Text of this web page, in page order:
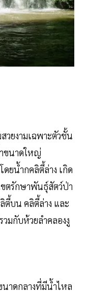
ยงามเฉพาะตัวชั้น
ขนาดใหญ่
ดยน้ำกคลิตี้ล่าง เกิด
ตรักษาพันธุ์สัตว์ป่า
ตี้บน คลิตี้ล่าง และ
มกับห้วยลำคลองงู
าดกลางที่มีน้ำไหล